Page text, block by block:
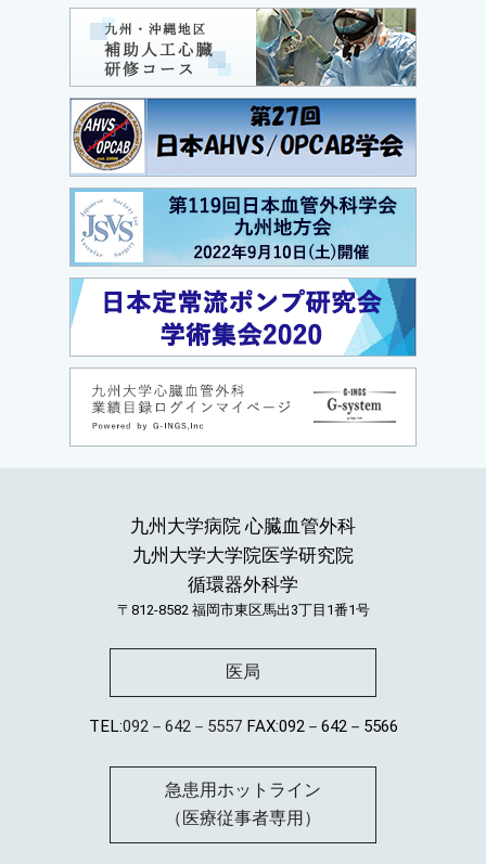
九州大学病院 心臓血管外科
九州大学大学院医学研究院
循環器外科学
〒812-8582福岡市東区馬出3丁目1番1号
医局
TEL:092－642－5557FAX:092－642－5566
急患用ホットライン
（医療従事者専用）